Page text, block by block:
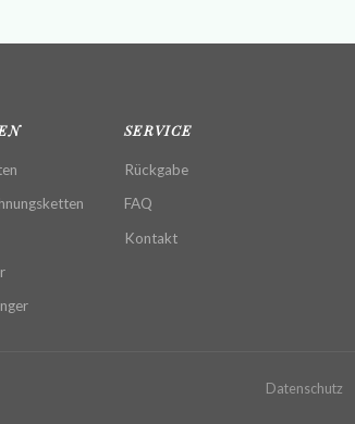
SERVICE
Rückgabe
FAQ
Kontakt
Datenschutz